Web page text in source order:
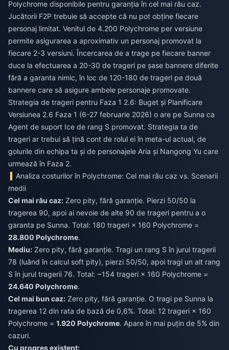
Polychrome disponibile pentru garanția în cel mai rău caz.
Jucătorii F2P trebuie să accepte că nu pot obține fiecare
personaj limitat. Venitul de 4.200 Polychrome per versiune
permite asigurarea a aproximativ un personaj promovat la
fiecare 2-3 versiuni. Încercarea de a trage pe fiecare banner
duce la efectuarea a 20-30 de trageri pe șase bannere diferite
fără a garanta nimic, în loc de 120-180 de trageri pe două
bannere care să asigure ambele personaje promovate.
Strategia de trageri pentru Faza 1 2.6: Buget și Planificare
Versiunea 2.6 Faza 1 (6-27 februarie 2026) o are pe Sunna ca
Agent de suport Ice de rang S promovat. Strategia ta de
trageri ar trebui să țină cont de rolul ei în meta-ul actual, de
golurile din echipa ta și de personajele Aria și Nangong Yu care
urmează în Faza 2.
Analiza costurilor în Polychrome: Cel mai rău caz vs. Scenarii
medii
Cel mai rău caz: Zero pity, fără garanție. Pierzi 50/50 la
tragerea 90, apoi ai nevoie de alte 90 de trageri pentru a o
garanta pe Sunna. Total: 180 trageri × 160 Polychrome =
28.800 Polychrome.
Mediu: Zero pity, fără garanție. Tragi un rang S în jurul tragerii
78 (luând în calcul soft pity), pierzi 50/50, apoi tragi un alt rang
S în jurul tragerii 76. Total: ~154 trageri × 160 Polychrome =
24.640 Polychrome.
Cel mai bun caz: Zero pity, fără garanție. O tragi pe Sunna la
tragerea 12 din rata de bază de 0,6%. Total: 12 trageri × 160
Polychrome = 1.920 Polychrome. Apare în mai puțin de 5% din
cazuri.
Cu progres existent: